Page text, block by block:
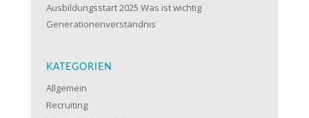
Ausbildungsstart 2025 Was ist wichtig
Generationenverständnis
KATEGORIEN
Allgemein
Recruiting